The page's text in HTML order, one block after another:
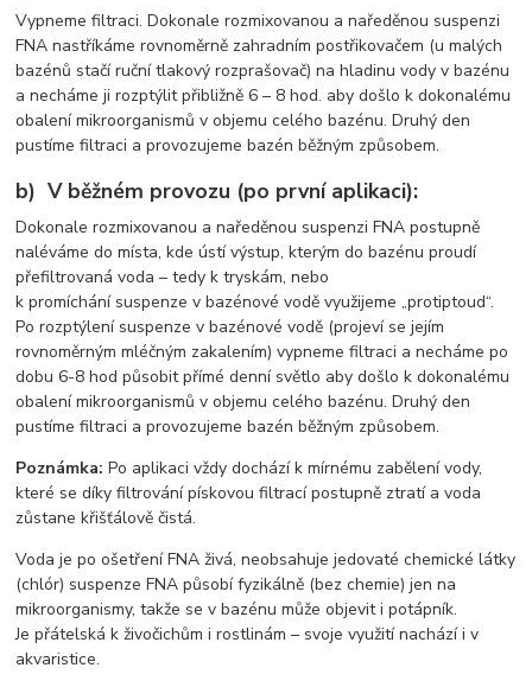
Vypneme filtraci. Dokonale rozmixovanou a naředěnou suspenzi
FNA nastříkáme rovnoměrně zahradním postřikovačem (u malých
bazénů stačí ruční tlakový rozprašovač) na hladinu vody v bazénu
a necháme ji rozptýlit přibližně 6 – 8 hod. aby došlo k dokonalému
obalení mikroorganismů v objemu celého bazénu. Druhý den
pustíme filtraci a provozujeme bazén běžným způsobem.
b) V běžném provozu (po první aplikaci):
Dokonale rozmixovanou a naředěnou suspenzi FNA postupně
naléváme do místa, kde ústí výstup, kterým do bazénu proudí
přefiltrovaná voda – tedy k tryskám, nebo
k promíchání suspenze v bazénové vodě využijeme „protiptoud“.
Po rozptýlení suspenze v bazénové vodě (projeví se jejím
rovnoměrným mléčným zakalením) vypneme filtraci a necháme po
dobu 6-8 hod působit přímé denní světlo aby došlo k dokonalému
obalení mikroorganismů v objemu celého bazénu. Druhý den
pustíme filtraci a provozujeme bazén běžným způsobem.
Poznámka: Po aplikaci vždy dochází k mírnému zabělení vody,
které se díky filtrování pískovou filtrací postupně ztratí a voda
zůstane křišťálově čistá.
Voda je po ošetření FNA živá, neobsahuje jedovaté chemické látky
(chlór) suspenze FNA působí fyzikálně (bez chemie) jen na
mikroorganismy, takže se v bazénu může objevit i potápník.
Je přátelská k živočichům i rostlinám – svoje využití nachází i v
akvaristice.